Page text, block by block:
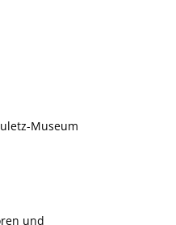
Museum
und